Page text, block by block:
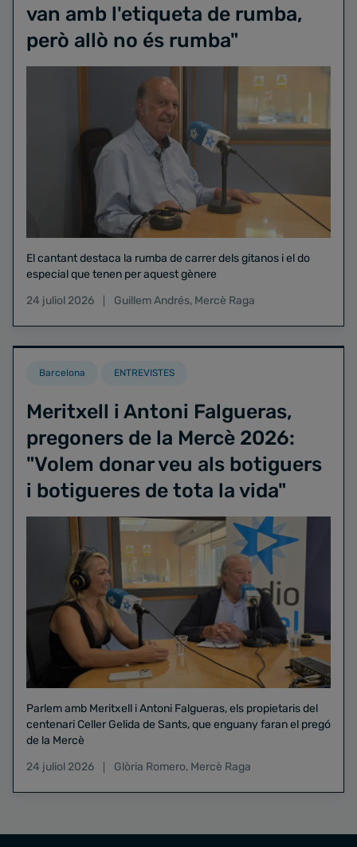
van amb l'etiqueta de rumba,
però allò no és rumba"
El cantant destaca la rumba de carrer dels gitanos i el do
especial que tenen per aquest gènere
24 juliol 2026
Guillem Andrés, Mercè Raga
Barcelona ENTREVISTES
Meritxell i Antoni Falgueras,
pregoners de la Mercè 2026:
"Volem donar veu als botiguers
i botigueres de tota la vida"
Parlem amb Meritxell i Antoni Falgueras, els propietaris del
centenari Celler Gelida de Sants, que enguany faran el pregó
de la Mercè
24 juliol 2026
Glòria Romero, Mercè Raga